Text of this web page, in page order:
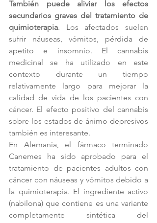
También puede aliviar los efectos
secundarios graves del tratamiento de
quimioterapia. Los afectados suelen
sufrir náuseas, vómitos, pérdida de
apetito e insomnio. El cannabis
medicinal se ha utilizado en este
contexto durante un tiempo
relativamente largo para mejorar la
calidad de vida de los pacientes con
cáncer. El efecto positivo del cannabis
sobre los estados de ánimo depresivos
también es interesante.
En Alemania, el fármaco terminado
Canemes ha sido aprobado para el
tratamiento de pacientes adultos con
cáncer con náuseas y vómitos debido a
la quimioterapia. El ingrediente activo
(nabilona) que contiene es una variante
completamente sintética del